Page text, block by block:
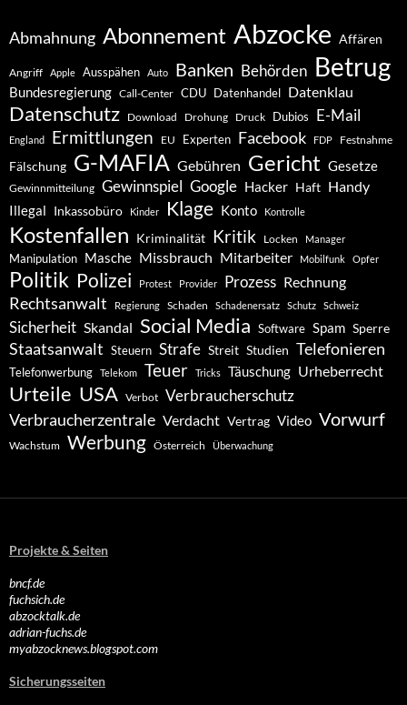
Abmahnung Abonnement Abzocke Affären
Angriff Apple Ausspähen Auto Banken Behörden Betrug
Bundesregierung Call-Center CDU Datenhandel Datenklau
Datenschutz Download Drohung Druck Dubios E-Mail
England Ermittlungen EU Experten Facebook FDP Festnahme
Fälschung G-MAFIA Gebühren Gericht Gesetze
Gewinnmitteilung Gewinnspiel Google Hacker Haft Handy
Illegal Inkassobüro Kinder Klage Konto Kontrolle
Kostenfallen Kriminalität Kritik Locken Manager
Manipulation Masche Missbrauch Mitarbeiter Mobilfunk Opfer
Politik Polizei Protest Provider Prozess Rechnung
Rechtsanwalt Regierung Schaden Schadenersatz Schutz Schweiz
Sicherheit Skandal Social Media Software Spam Sperre
Staatsanwalt Steuern Strafe Streit Studien Telefonieren
Telefonwerbung Telekom Teuer Tricks Täuschung Urheberrecht
Urteile USA Verbot Verbraucherschutz
Verbraucherzentrale Verdacht Vertrag Video Vorwurf
Wachstum Werbung Österreich Überwachung
Projekte & Seiten
bncf.de
fuchsich.de
abzocktalk.de
adrian-fuchs.de
myabzocknews.blogspot.com
Sicherungsseiten